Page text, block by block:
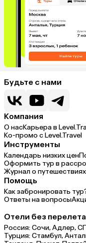
Будьте с нами
Компания
О насКарьера в
Ко-промо с Level.Travel
Инструменты
Календарь низких цен
Оформить тур в
Журнал о путешествиях
Помощь
Как забронировать
Ответы на вопросы
Отели без перелета
Россия:Сочи,Адлер,
Турция:Стамбул,